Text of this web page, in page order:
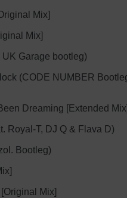
Mix]
Mix]
UK Garage bootleg)
(CODE NUMBER
Dreaming [Extended
Royal-T, DJ Q & Flava D)
Bootleg)
Mix]